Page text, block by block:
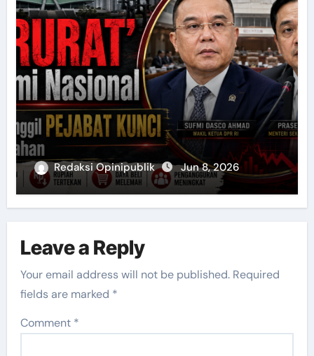
Redaksi Opinipublik Jun 8, 2026
Leave a Reply
Your email address will not be published. Required
fields are marked *
Comment *